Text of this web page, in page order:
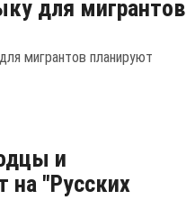
для мигрантов
мигрантов планируют
и
на "Русских